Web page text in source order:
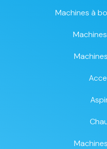
Machines à